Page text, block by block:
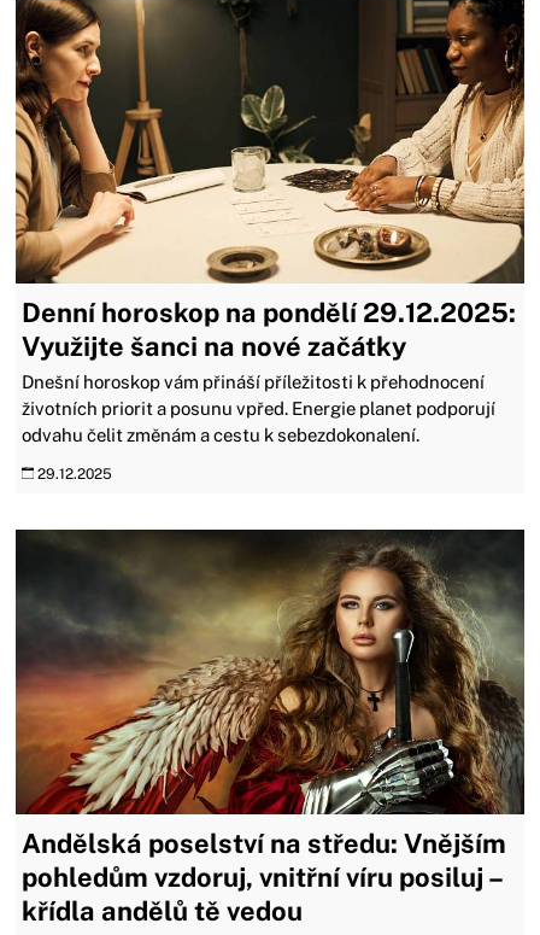
Denní horoskop na pondělí 29.12.2025:
Využijte šanci na nové začátky
Dnešní horoskop vám přináší příležitosti k přehodnocení
životních priorit a posunu vpřed. Energie planet podporují
odvahu čelit změnám a cestu k sebezdokonalení.
29.12.2025
Andělská poselství na středu: Vnějším
pohledům vzdoruj, vnitřní víru posiluj –
křídla andělů tě vedou